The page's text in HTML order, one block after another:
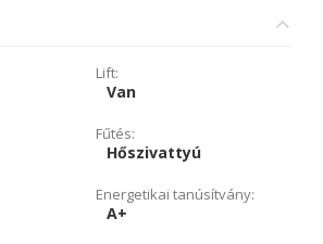
Lift:
Van
Fűtés:
Hőszivattyú
Energetikai tanúsítvány:
A+